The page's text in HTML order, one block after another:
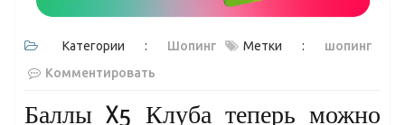
Категории : Шопинг Метки : шопинг
Комментировать
Баллы X5 Клуба теперь можно